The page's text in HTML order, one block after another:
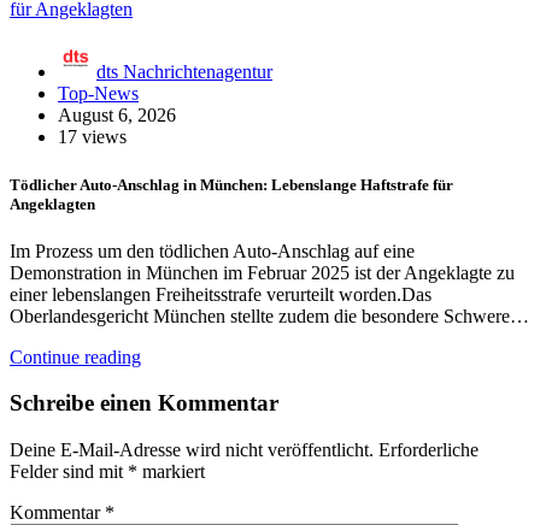
dts Nachrichtenagentur
Top-News
August 6, 2026
17 views
Tödlicher Auto-Anschlag in München: Lebenslange Haftstrafe für
Angeklagten
Im Prozess um den tödlichen Auto-Anschlag auf eine
Demonstration in München im Februar 2025 ist der Angeklagte zu
einer lebenslangen Freiheitsstrafe verurteilt worden.Das
Oberlandesgericht München stellte zudem die besondere Schwere…
Continue reading
Schreibe einen Kommentar
Deine E-Mail-Adresse wird nicht veröffentlicht. Erforderliche
Felder sind mit * markiert
Kommentar *